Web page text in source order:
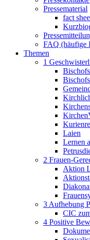
Pressematerial
fact
FAQ (häufige
Themen
1
Laien
Lernen
2 Frauen-
Aktion
3 Aufhebung
CIC
4 Positive